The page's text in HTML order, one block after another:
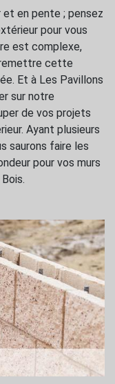
en pente ; pensez
pour vous
est complexe,
remettre cette
Et à Les Pavillons
sur notre
de vos projets
Ayant plusieurs
saurons faire les
pour vos murs